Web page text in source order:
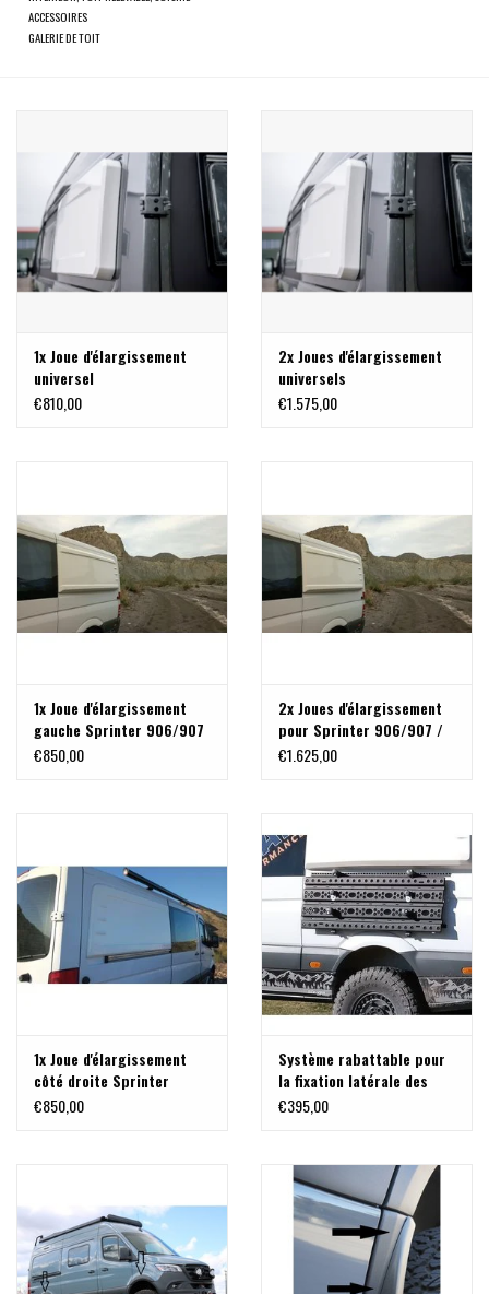
ACCESSOIRES
GALERIE DE TOIT
1x Joue d'élargissement
universel
€810,00
2x Joues d'élargissement
universels
€1.575,00
1x Joue d'élargissement
gauche Sprinter 906/907
/ VW Crafter
€850,00
2x Joues d'élargissement
pour Sprinter 906/907 /
VW Crafter
€1.625,00
1x Joue d'élargissement
côté droite Sprinter
906/907 / VW Crafter
€850,00
Système rabattable pour
la fixation latérale des
plaques des désensablage
€395,00